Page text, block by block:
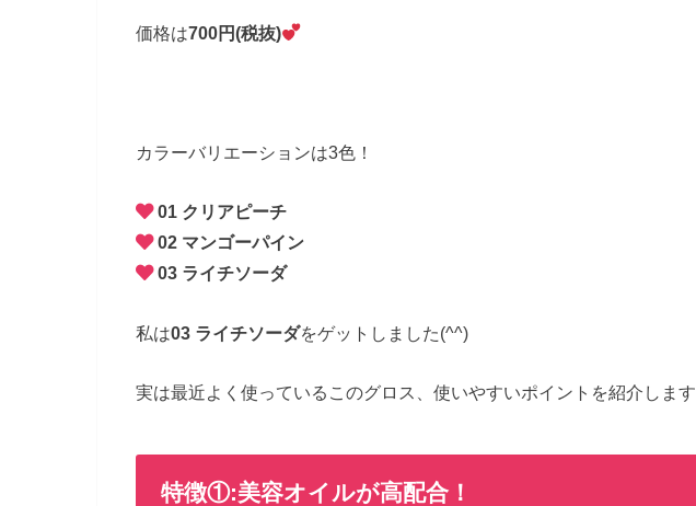
価格は700円(税抜)
カラーバリエーションは3色！
01 クリアピーチ
02 マンゴーパイン
03 ライチソーダ
私は03 ライチソーダをゲットしました(^^)
実は最近よく使っているこのグロス、使いやすいポイントを紹介します
特徴①:美容オイルが高配合！